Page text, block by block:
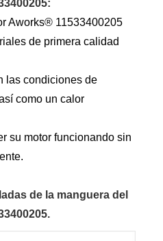
Aworks® 11533400205
de primera calidad
las condiciones de
como un calor
su motor funcionando sin
de la manguera del